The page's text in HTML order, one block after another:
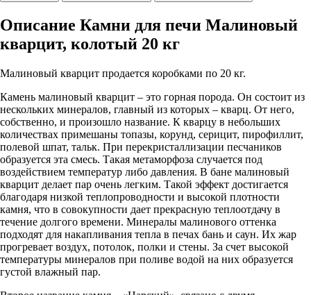
Описание Камни для печи Малиновый
кварцит, колотый 20 кг
Малиновый кварцит продается коробками по 20 кг.
Камень малиновый кварцит – это горная порода. Он состоит из
нескольких минералов, главный из которых – кварц. От него,
собственно, и произошло название. К кварцу в небольших
количествах примешаны топазы, корунд, серицит, пирофиллит,
полевой шпат, тальк. При перекристаллизации песчаников
образуется эта смесь. Такая метаморфоза случается под
воздействием температур либо давления. В бане малиновый
кварцит делает пар очень легким. Такой эффект достигается
благодаря низкой теплопроводности и высокой плотности
камня, что в совокупности дает прекрасную теплоотдачу в
течение долгого времени. Минералы малинового оттенка
подходят для накапливания тепла в печах бань и саун. Их жар
прогревает воздух, потолок, полки и стены. За счет высокой
температуры минералов при поливе водой на них образуется
густой влажный пар.